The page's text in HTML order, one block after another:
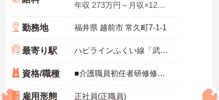
年収 273万円～月収×12ヶ月＋賞与3.50ヶ月想定
勤務地 福井県 越前市 常久町7-1-1
最寄り駅 ハピラインふくい線「武生駅」バス・車5分
資格/職種 ■介護職員初任者研修修了者以上の資格 ■普通自動車運転免許（AT限定可）必須 ■介護関係資格あれば尚可 ■経験不問
雇用形態 正社員(正職員)